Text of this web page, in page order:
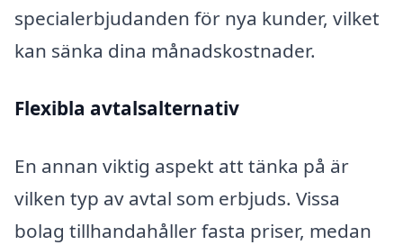
specialerbjudanden för nya kunder, vilket
kan sänka dina månadskostnader.
Flexibla avtalsalternativ
En annan viktig aspekt att tänka på är
vilken typ av avtal som erbjuds. Vissa
bolag tillhandahåller fasta priser, medan